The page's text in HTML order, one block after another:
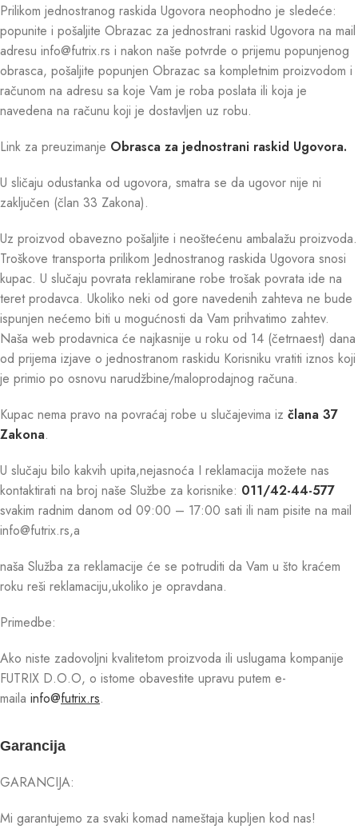
Prilikom jednostranog raskida Ugovora neophodno je sledeće:
popunite i pošaljite Obrazac za jednostrani raskid Ugovora na mail
adresu info@futrix.rs i nakon naše potvrde o prijemu popunjenog
obrasca, pošaljite popunjen Obrazac sa kompletnim proizvodom i
računom na adresu sa koje Vam je roba poslata ili koja je
navedena na računu koji je dostavljen uz robu.
Link za preuzimanje Obrasca za jednostrani raskid Ugovora.
U sličaju odustanka od ugovora, smatra se da ugovor nije ni
zaključen (član 33 Zakona).
Uz proizvod obavezno pošaljite i neoštećenu ambalažu proizvoda.
Troškove transporta prilikom Jednostranog raskida Ugovora snosi
kupac. U slučaju povrata reklamirane robe trošak povrata ide na
teret prodavca. Ukoliko neki od gore navedenih zahteva ne bude
ispunjen nećemo biti u mogućnosti da Vam prihvatimo zahtev.
Naša web prodavnica će najkasnije u roku od 14 (četrnaest) dana
od prijema izjave o jednostranom raskidu Korisniku vratiti iznos koji
je primio po osnovu narudžbine/maloprodajnog računa.
Kupac nema pravo na povraćaj robe u slučajevima iz člana 37
Zakona.
U slučaju bilo kakvih upita,nejasnoća I reklamacija možete nas
kontaktirati na broj naše Službe za korisnike: 011/42-44-577
svakim radnim danom od 09:00 – 17:00 sati ili nam pisite na mail
info@futrix.rs,a
naša Služba za reklamacije će se potruditi da Vam u što kraćem
roku reši reklamaciju,ukoliko je opravdana.
Primedbe:
Ako niste zadovoljni kvalitetom proizvoda ili uslugama kompanije
FUTRIX D.O.O, o istome obavestite upravu putem e-
maila info@futrix.rs.
Garancija
GARANCIJA:
Mi garantujemo za svaki komad nameštaja kupljen kod nas!